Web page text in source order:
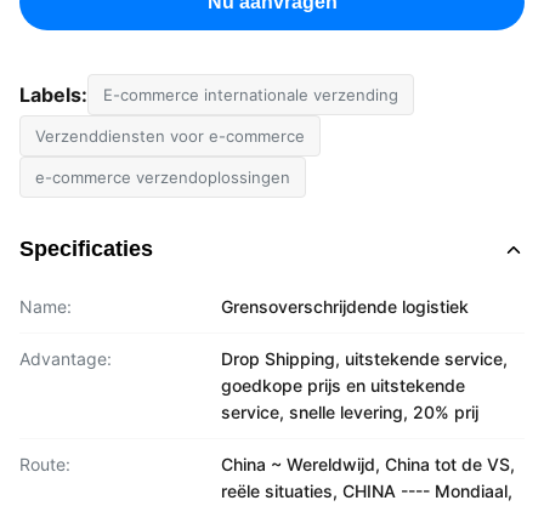
Labels: E-commerce internationale verzending
Verzenddiensten voor e-commerce
e-commerce verzendoplossingen
Specificaties
Name: Grensoverschrijdende logistiek
Advantage:
Drop Shipping, uitstekende service,
goedkope prijs en uitstekende
service, snelle levering, 20% prij
Route:
China ~ Wereldwijd, China tot de VS,
reële situaties, CHINA ---- Mondiaal,